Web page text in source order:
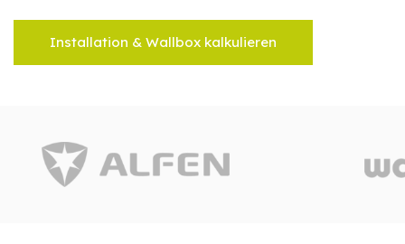
Installation & Wallbox kalkulieren